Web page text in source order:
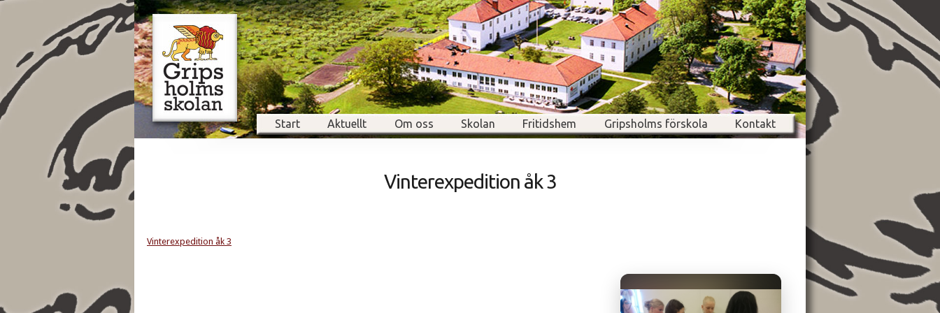
Start Aktuellt Om oss Skolan Fritidshem Gripsholms förskola Kontakt
Vinterexpedition åk 3
Vinterexpedition åk 3